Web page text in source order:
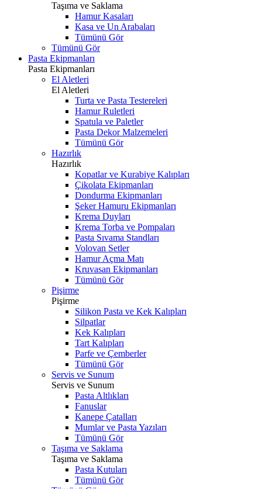
Taşıma ve Saklama
Hamur Kasaları
Kasa ve Un Arabaları
Tümünü Gör
Tümünü Gör
Pasta Ekipmanları
Pasta Ekipmanları
El Aletleri
El Aletleri
Turta ve Pasta Testereleri
Hamur Ruletleri
Spatula ve Paletler
Pasta Dekor Malzemeleri
Tümünü Gör
Hazırlık
Hazırlık
Kopatlar ve Kurabiye Kalıpları
Çikolata Ekipmanları
Dondurma Ekipmanları
Şeker Hamuru Ekipmanları
Krema Duyları
Krema Torba ve Pompaları
Pasta Sıvama Standları
Volovan Setler
Hamur Açma Matı
Kruvasan Ekipmanları
Tümünü Gör
Pişirme
Pişirme
Silikon Pasta ve Kek Kalıpları
Silpatlar
Kek Kalıpları
Tart Kalıpları
Parfe ve Çemberler
Tümünü Gör
Servis ve Sunum
Servis ve Sunum
Pasta Altlıkları
Fanuslar
Kanepe Çatalları
Mumlar ve Pasta Yazıları
Tümünü Gör
Taşıma ve Saklama
Taşıma ve Saklama
Pasta Kutuları
Tümünü Gör